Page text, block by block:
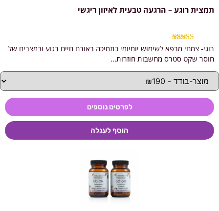
תמצית רוגע – הרגעה טבעית לאיזון ריגשי
לפרטים נוספים
הוסף לעגלה
רוגי- צמחי מרפא לשימוש יומיומי כתמיכה באורח חיים רגוע ובמצבים של
חוסר שקט סטרס מחשבות חוזרות...
דורג 5.00
מתוך 5